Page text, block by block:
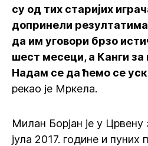
су од тих старијих
допринели
да им уговори брзо
шест месеци, а Канги за
Надам се да ћемо се
рекао је Мркела.
Милан Борјан је у Црвену
јула 2017. године и пуних